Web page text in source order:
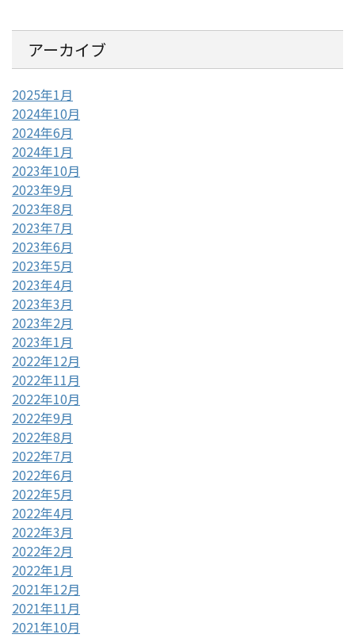
アーカイブ
2025年1月
2024年10月
2024年6月
2024年1月
2023年10月
2023年9月
2023年8月
2023年7月
2023年6月
2023年5月
2023年4月
2023年3月
2023年2月
2023年1月
2022年12月
2022年11月
2022年10月
2022年9月
2022年8月
2022年7月
2022年6月
2022年5月
2022年4月
2022年3月
2022年2月
2022年1月
2021年12月
2021年11月
2021年10月